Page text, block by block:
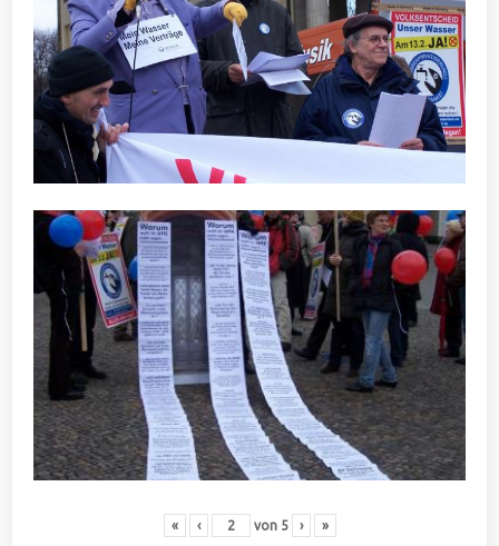
« ‹ von 5 › »